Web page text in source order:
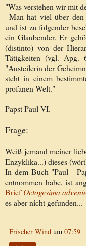
"Was verstehen wir mit
Man hat viel über
und ist zu folgender
ein Glaubender. Er
(distinto) von der
Tätigkeiten (vgl. Apg.
"Austeilerin der
steht in einem
profanen Welt."
Papst Paul VI.
Frage:
Weiß jemand meiner
Enzyklika...) dieses
In dem Buch "Paul -
entnommen habe, ist
BriefOctogesima
es aber nicht gefunden...
Frischer Wind um 07:59